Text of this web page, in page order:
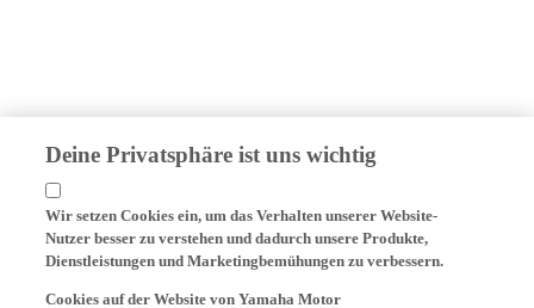
Deine Privatsphäre ist uns wichtig
Wir setzen Cookies ein, um das Verhalten unserer Website-
Nutzer besser zu verstehen und dadurch unsere Produkte,
Dienstleistungen und Marketingbemühungen zu verbessern.
Cookies auf der Website von Yamaha Motor